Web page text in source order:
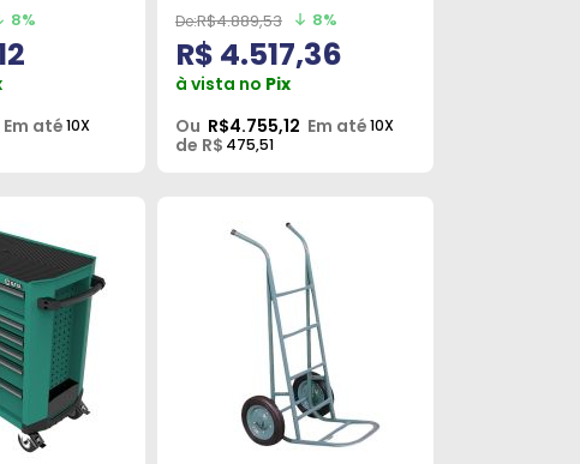
8%
Em até10X
Sata
R$4.889,53 8%
R$ 4.517,36
à vista no Pix
Ou R$4.755,12 Em até10X
de R$ 475,51